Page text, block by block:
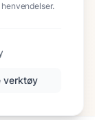
verktøy